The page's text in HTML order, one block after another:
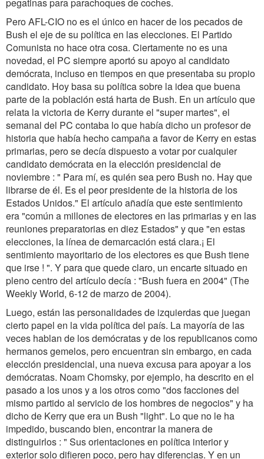
Pero AFL-CIO no es el único en hacer de los pecados de
Bush el eje de su política en las elecciones. El Partido
Comunista no hace otra cosa. Ciertamente no es una
novedad, el PC siempre aportó su apoyo al candidato
demócrata, incluso en tiempos en que presentaba su propio
candidato. Hoy basa su política sobre la idea que buena
parte de la población está harta de Bush. En un artículo que
relata la victoria de Kerry durante el "super martes", el
semanal del PC contaba lo que había dicho un profesor de
historia que había hecho campaña a favor de Kerry en estas
primarias, pero se decía dispuesto a votar por cualquier
candidato demócrata en la elección presidencial de
noviembre : " Para mí, es quién sea pero Bush no. Hay que
librarse de él. Es el peor presidente de la historia de los
Estados Unidos." El artículo añadía que este sentimiento
era "común a millones de electores en las primarias y en las
reuniones preparatorias en diez Estados" y que "en estas
elecciones, la línea de demarcación está clara.¡ El
sentimiento mayoritario de los electores es que Bush tiene
que irse ! ". Y para que quede claro, un encarte situado en
pleno centro del artículo decía : "Bush fuera en 2004" (The
Weekly World, 6-12 de marzo de 2004).
Luego, están las personalidades de izquierdas que juegan
cierto papel en la vida política del país. La mayoría de las
veces hablan de los demócratas y de los republicanos como
hermanos gemelos, pero encuentran sin embargo, en cada
elección presidencial, una nueva excusa para apoyar a los
demócratas. Noam Chomsky, por ejemplo, ha descrito en el
pasado a los unos y a los otros como "dos facciones del
mismo partido al servicio de los hombres de negocios" y ha
dicho de Kerry que era un Bush "light". Lo que no le ha
impedido, buscando bien, encontrar la manera de
distinguirlos : " Sus orientaciones en política interior y
exterior solo difieren poco, pero hay diferencias. Y en un